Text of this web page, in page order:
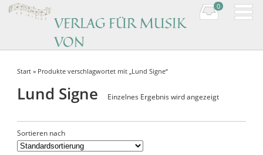
VERLAG FÜR MUSIK
VON
Music by women composers
0
Start » Produkte verschlagwortet mit „Lund Signe“
Lund Signe Einzelnes Ergebnis wird angezeigt
Sortieren nach